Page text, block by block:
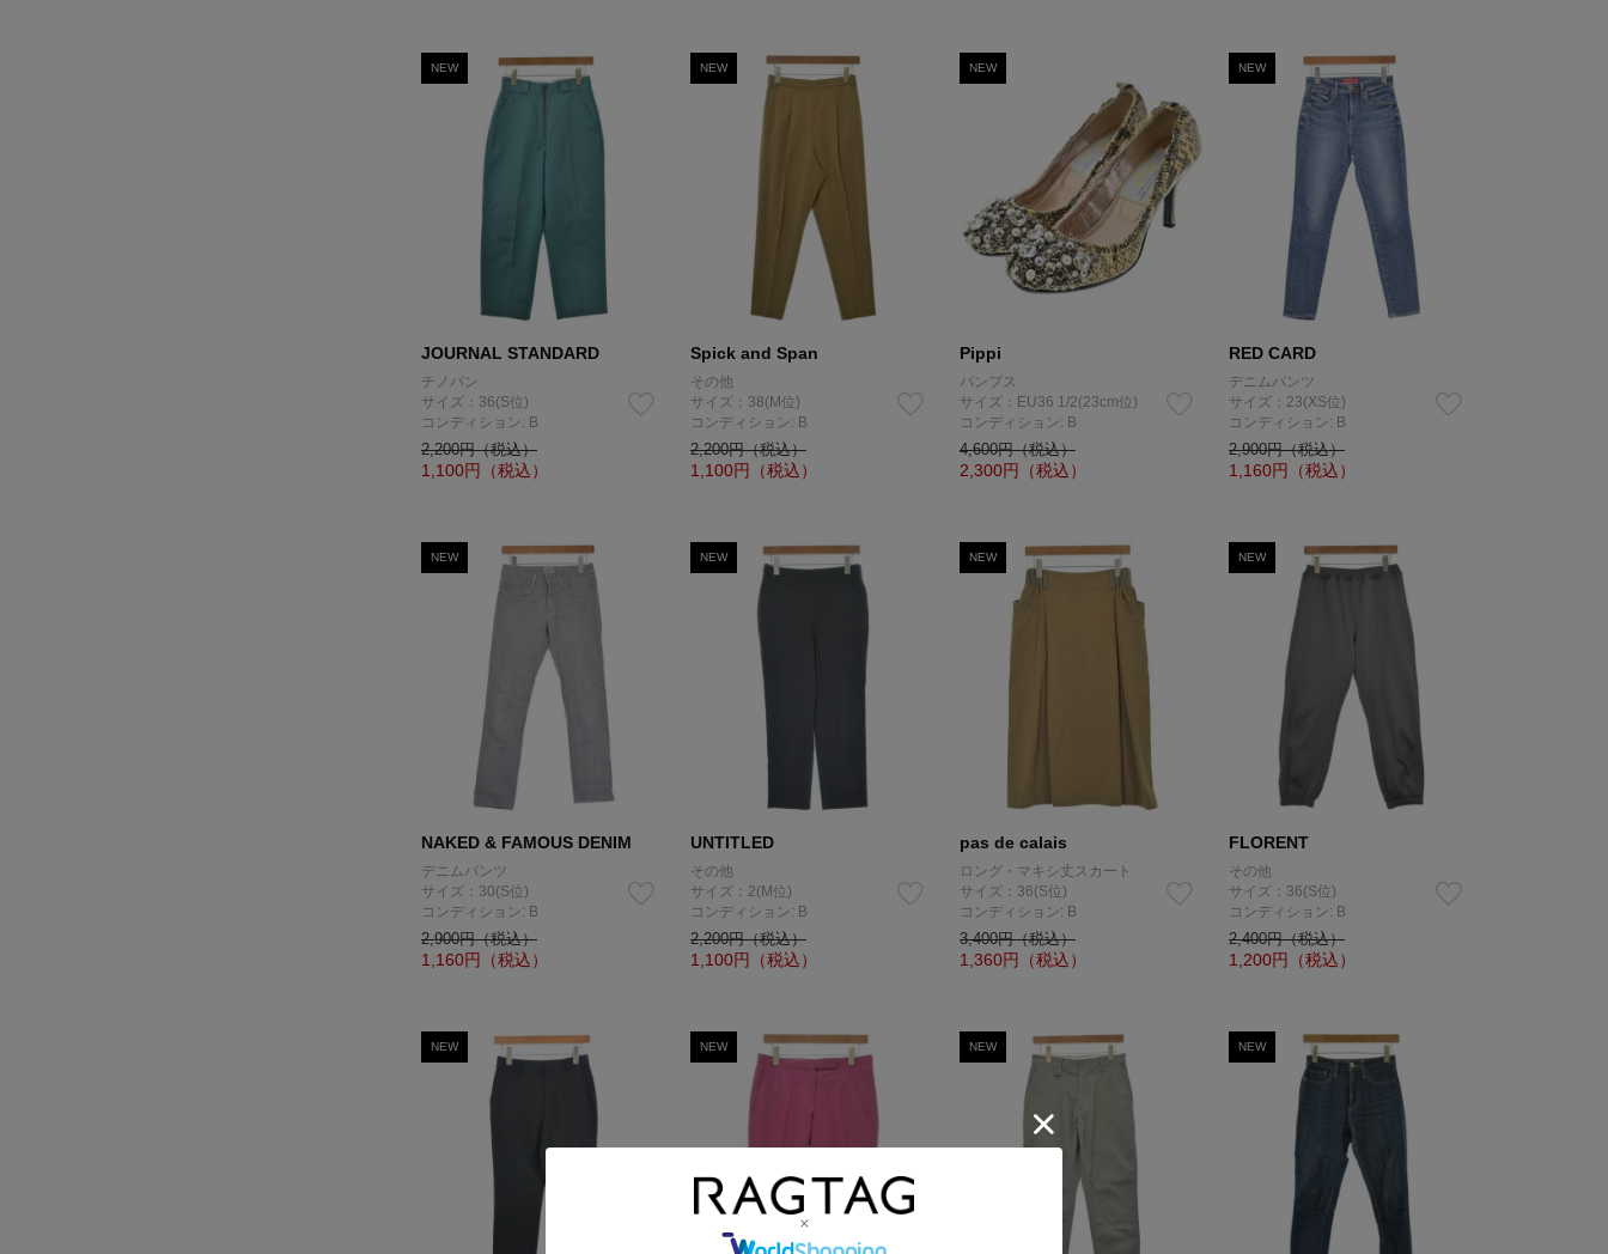
NEW
JOURNAL STANDARD
チノパン
サイズ：36(S位)
コンディション: B
2,200円（税込）
1,100円（税込）
NEW
Spick and Span
その他
サイズ：38(M位)
コンディション: B
2,200円（税込）
1,100円（税込）
NEW
Pippi
パンプス
サイズ：EU36 1/2(23cm位)
コンディション: B
4,600円（税込）
2,300円（税込）
NEW
RED CARD
デニムパンツ
サイズ：23(XS位)
コンディション: B
2,900円（税込）
1,160円（税込）
NEW
NAKED & FAMOUS DENIM
デニムパンツ
サイズ：30(S位)
コンディション: B
2,900円（税込）
1,160円（税込）
NEW
UNTITLED
その他
サイズ：2(M位)
コンディション: B
2,200円（税込）
1,100円（税込）
NEW
pas de calais
ロング・マキシ丈スカート
サイズ：36(S位)
コンディション: B
3,400円（税込）
1,360円（税込）
NEW
FLORENT
その他
サイズ：36(S位)
コンディション: B
2,400円（税込）
1,200円（税込）
NEW NEW NEW NEW